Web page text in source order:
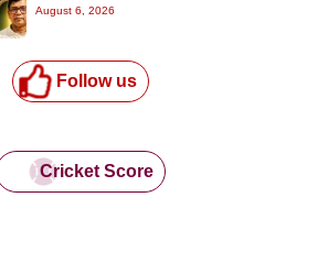
August 6, 2026
Follow us
Cricket Score